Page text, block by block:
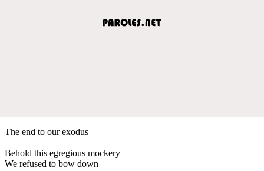
The end to our exodus
Behold this egregious mockery
We refused to bow down